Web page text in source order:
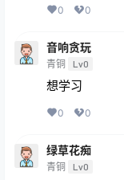
0 0
音响贪玩
青铜 Lv0
想学习
0 0
绿草花痴
青铜 Lv0